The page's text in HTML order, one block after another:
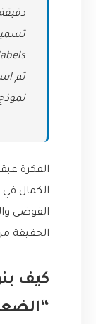
ثم
الفكرة
الفوضى
الحقيقة
كيف